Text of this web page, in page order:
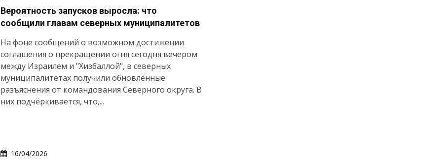
Вероятность запусков выросла: что
сообщили главам северных муниципалитетов
На фоне сообщений о возможном достижении
соглашения о прекращении огня сегодня вечером
между Израилем и "Хизбаллой", в северных
муниципалитетах получили обновлённые
разъяснения от командования Северного округа. В
них подчёркивается, что,...
16/04/2026